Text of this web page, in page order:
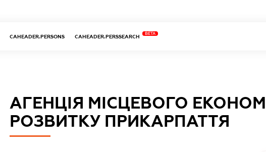
CAHEADER.PERSONS CAHEADER.PERSSEARCH
BETA
АГЕНЦІЯ МІСЦЕВОГО
РОЗВИТКУ ПРИКАРПАТТЯ